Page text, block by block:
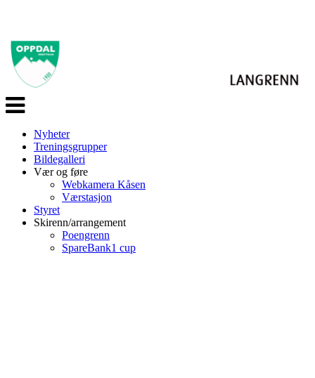
Veksle
navigasjon
Nyheter
Treningsgrupper
Bildegalleri
Vær og føre
Webkamera Kåsen
Værstasjon
Styret
Skirenn/arrangement
Poengrenn
SpareBank1 cup